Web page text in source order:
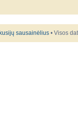
sausainėlius • Visos